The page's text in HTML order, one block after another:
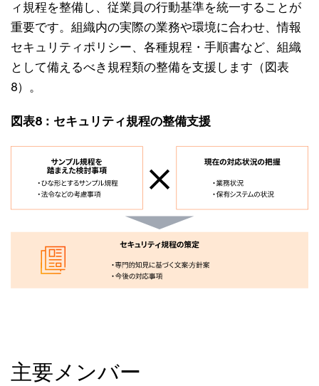
ィ規程を整備し、従業員の行動基準を統一することが
重要です。組織内の実際の業務や環境に合わせ、情報
セキュリティポリシー、各種規程・手順書など、組織
として備えるべき規程類の整備を支援します（図表
8）。
図表8：セキュリティ規程の整備支援
主要メンバー